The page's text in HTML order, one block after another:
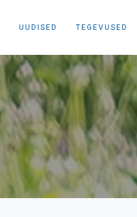
UUDISED TEGEVUSED